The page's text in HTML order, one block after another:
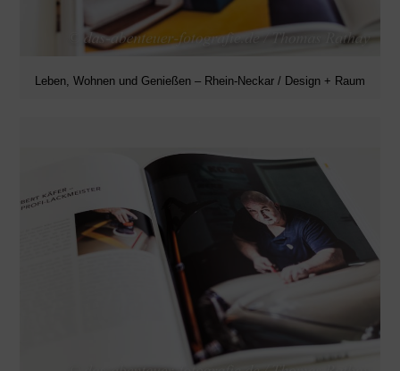
Leben, Wohnen und Genießen – Rhein-Neckar / Design + Raum